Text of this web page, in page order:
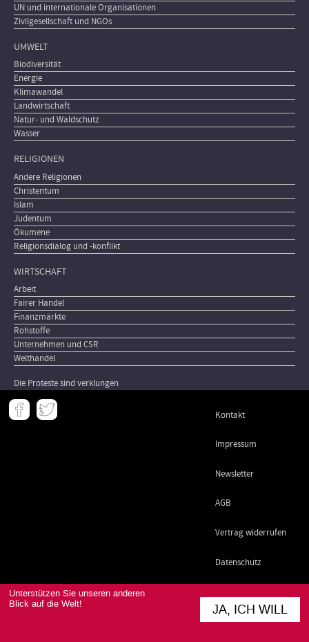
Unterstützen Sie unseren anderen
Blick auf die Welt!
JA, ICH WILL
UN und internationale Organisationen
Zivilgesellschaft und NGOs
UMWELT
Biodiversität
Energie
Klimawandel
Landwirtschaft
Natur- und Waldschutz
Wasser
RELIGIONEN
Andere Religionen
Christentum
Islam
Judentum
Ökumene
Religionsdialog und -konflikt
WIRTSCHAFT
Arbeit
Fairer Handel
Finanzmärkte
Rohstoffe
Unternehmen und CSR
Welthandel
Die Proteste sind verklungen
Meta
- Kontakt
Impressum
Newsletter
AGB
Vertrag widerrufen
Datenschutz